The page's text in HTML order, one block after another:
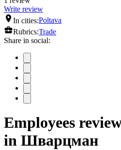
Write review
In cities:Poltava
Rubrics:Trade
Share in social:
Employees
in Шварцман